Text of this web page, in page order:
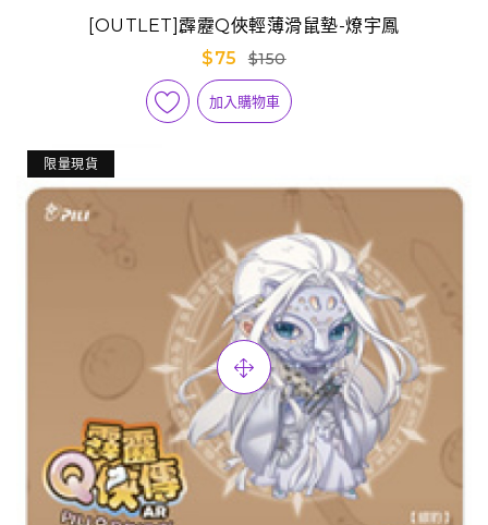
[OUTLET]霹靂Q俠輕薄滑鼠墊-燎宇鳳
$75
$150
加入購物車
限量現貨